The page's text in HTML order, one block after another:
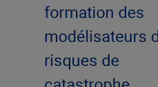
formation des
modélisateurs
risques de